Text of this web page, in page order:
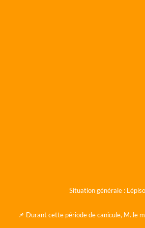
Situation générale :
📌 Durant cette période de canicule, M. le